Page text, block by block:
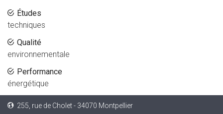
Études
techniques
Qualité
environnementale
Performance
énergétique
255, rue de Cholet - 34070 Montpellier